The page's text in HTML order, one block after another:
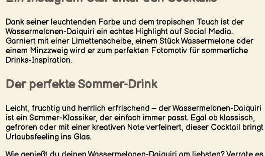
Dank seiner leuchtenden Farbe und dem tropischen Touch ist der
Wassermelonen-Daiquiri ein echtes Highlight auf Social Media.
Garniert mit einer Limettenscheibe, einem Stück Wassermelone oder
einem Minzzweig wird er zum perfekten Fotomotiv für sommerliche
Drinks-Inspiration.
Der perfekte Sommer-Drink
Leicht, fruchtig und herrlich erfrischend – der Wassermelonen-Daiquiri
ist ein Sommer-Klassiker, der einfach immer passt. Egal ob klassisch,
gefroren oder mit einer kreativen Note verfeinert, dieser Cocktail bringt
Urlaubsfeeling ins Glas.